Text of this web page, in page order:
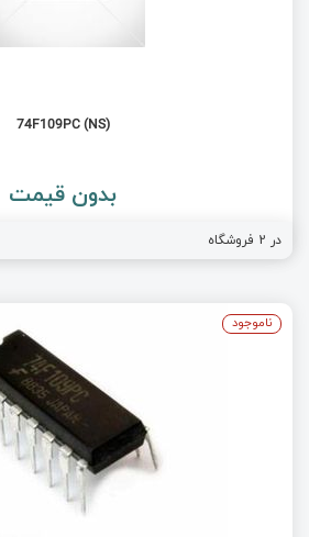
74F109PC (NS)
بدون قیمت
در 2 فروشگاه
ناموجود